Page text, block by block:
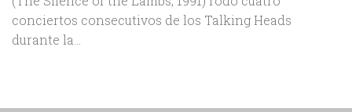
conciertos consecutivos de los Talking Heads
durante la...